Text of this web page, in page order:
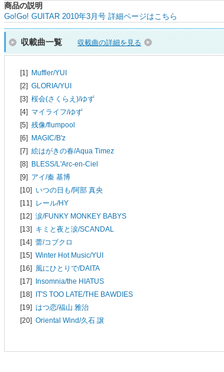
商品の説明
Go!Go! GUITAR 2010年3月号 詳細ページはこちら
収載曲一覧 収載曲の詳細を見る
[1] Muffler/YUI
[2] GLORIA/YUI
[3] 桜会(さくらえ)/ゆず
[4] マイライフ/ゆず
[5] 残像/flumpool
[6] MAGIC/B'z
[7] 絵はがきの春/Aqua Timez
[8] BLESS/L'Arc-en-Ciel
[9] アイ/秦 基博
[10] いつの日も/阿部 真央
[11] レール/HY
[12] 涙/FUNKY MONKEY BABYS
[13] キミと夜と涙/SCANDAL
[14] 蕾/コブクロ
[15] Winter Hot Music/YUI
[16] 風にひとりで/DAITA
[17] Insomnia/the HIATUS
[18] IT'S TOO LATE/THE BAWDIES
[19] はつ恋/福山 雅治
[20] Oriental Wind/久石 譲